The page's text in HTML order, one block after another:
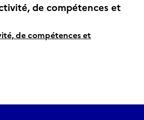
de compétences et
de compétences et